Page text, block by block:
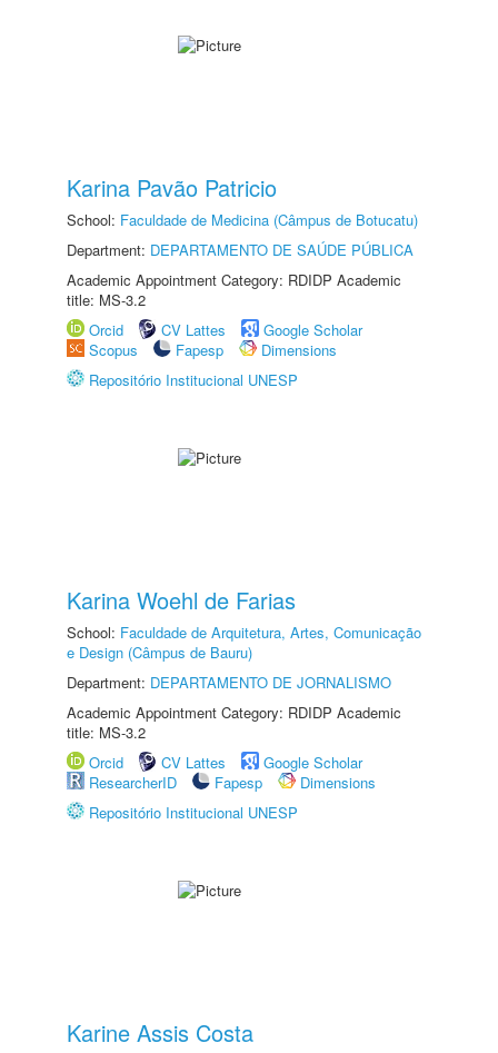
Karina Pavão Patricio
School: Faculdade de Medicina (Câmpus de Botucatu)
Department: DEPARTAMENTO DE SAÚDE PÚBLICA
Academic Appointment Category: RDIDP Academic
title: MS-3.2
Orcid
CV Lattes
Google Scholar
Scopus
Fapesp
Dimensions
Repositório Institucional UNESP
Karina Woehl de Farias
School: Faculdade de Arquitetura, Artes, Comunicação
e Design (Câmpus de Bauru)
Department: DEPARTAMENTO DE JORNALISMO
Academic Appointment Category: RDIDP Academic
title: MS-3.2
Orcid
CV Lattes
Google Scholar
ResearcherID
Fapesp
Dimensions
Repositório Institucional UNESP
Karine Assis Costa